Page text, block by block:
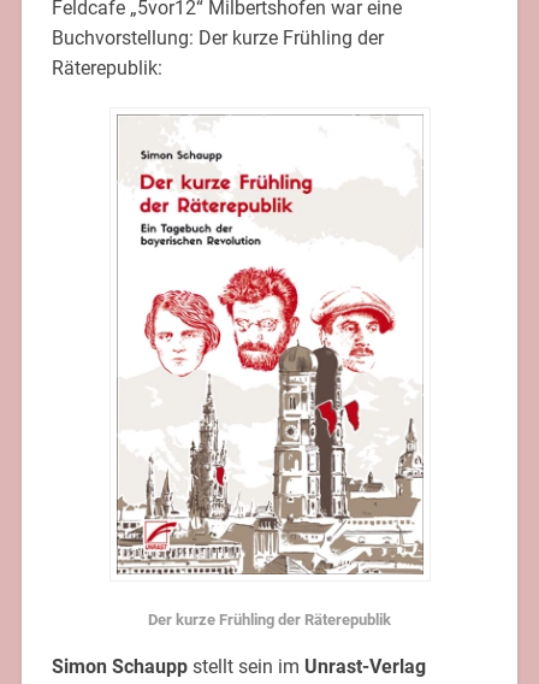
Feldcafe „5vor12“ Milbertshofen war eine
Buchvorstellung: Der kurze Frühling der
Räterepublik:
Der kurze Frühling der Räterepublik
Simon Schauppstellt sein im Unrast-Verlag